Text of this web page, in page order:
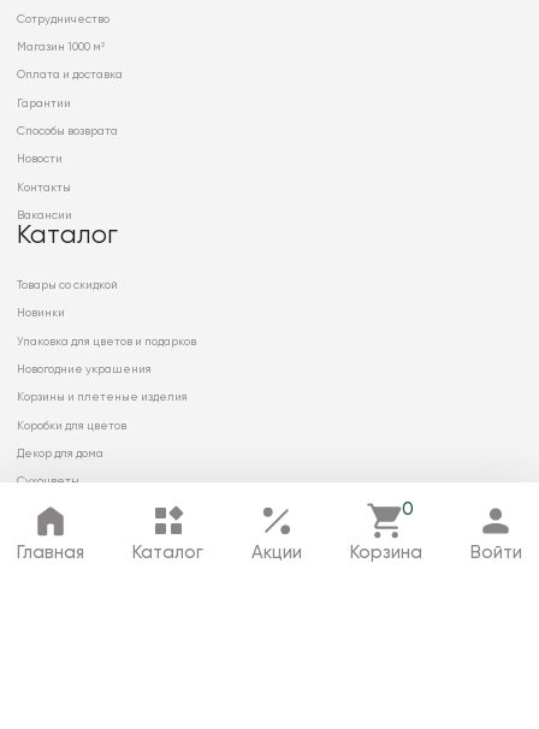
Главная Каталог Акции
0
Корзина Войти
Сотрудничество
Магазин 1000 м²
Оплата и доставка
Гарантии
Способы возврата
Новости
Контакты
Вакансии
Каталог
Товары со скидкой
Новинки
Упаковка для цветов и подарков
Новогодние украшения
Корзины и плетеные изделия
Коробки для цветов
Декор для дома
Сухоцветы
© 2026 ООО «МИРРЭЙ»